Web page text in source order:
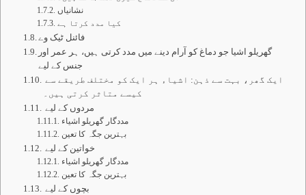
نشانیاں
کیا مدد کرتا ہے
فائنل ٹیک وے
گھریلو اشیا جو دماغ کو آرام دینے میں مدد کرتی ہیں، ہر عمر اور
جنس کے لیے
ایک گھر، بہت سے ذہن: اشیاء ہر ایک کو مختلف طریقے سے
کیسے متاثر کرتی ہیں۔
مردوں کے لیے
مددگار گھریلو اشیاء
بہترین جگہ کا تعین
خواتین کے لیے
مددگار گھریلو اشیاء
بہترین جگہ کا تعین
بچوں کے لیے